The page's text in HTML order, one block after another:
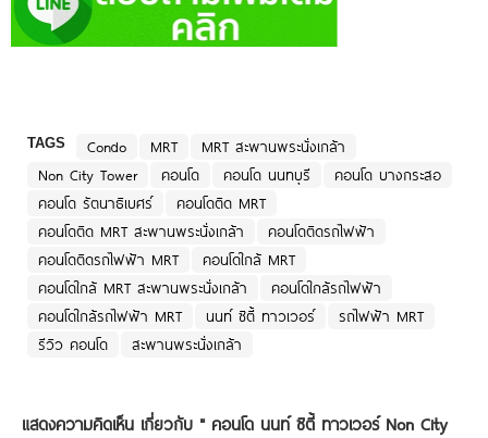
TAGS Condo MRT
MRT สะพานพระนั่งเกล้า
Non City Tower
คอนโด คอนโด นนทบุรี
คอนโด บางกระสอ
คอนโด รัตนาธิเบศร์
คอนโดติด MRT
คอนโดติด MRT สะพานพระนั่งเกล้า
คอนโดติดรถไฟฟ้า
คอนโดติดรถไฟฟ้า MRT
คอนโดใกล้ MRT
คอนโดใกล้ MRT สะพานพระนั่งเกล้า
คอนโดใกล้รถไฟฟ้า
คอนโดใกล้รถไฟฟ้า MRT
นนท์ ซิตี้ ทาวเวอร์
รถไฟฟ้า MRT
รีวิว คอนโด
สะพานพระนั่งเกล้า
แสดงความคิดเห็น เกี่ยวกับ " คอนโด นนท์ ซิตี้ ทาวเวอร์ Non City